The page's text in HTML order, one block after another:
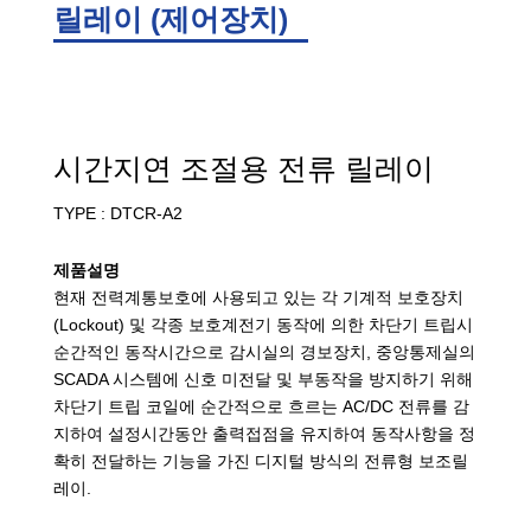
릴레이 (제어장치)
시간지연 조절용 전류 릴레이
TYPE : DTCR-A2
제품설명
현재 전력계통보호에 사용되고 있는 각 기계적 보호장치
(Lockout) 및 각종 보호계전기 동작에 의한 차단기 트립시
순간적인 동작시간으로 감시실의 경보장치, 중앙통제실의
SCADA 시스템에 신호 미전달 및 부동작을 방지하기 위해
차단기 트립 코일에 순간적으로 흐르는 AC/DC 전류를 감
지하여 설정시간동안 출력접점을 유지하여 동작사항을 정
확히 전달하는 기능을 가진 디지털 방식의 전류형 보조릴
레이.